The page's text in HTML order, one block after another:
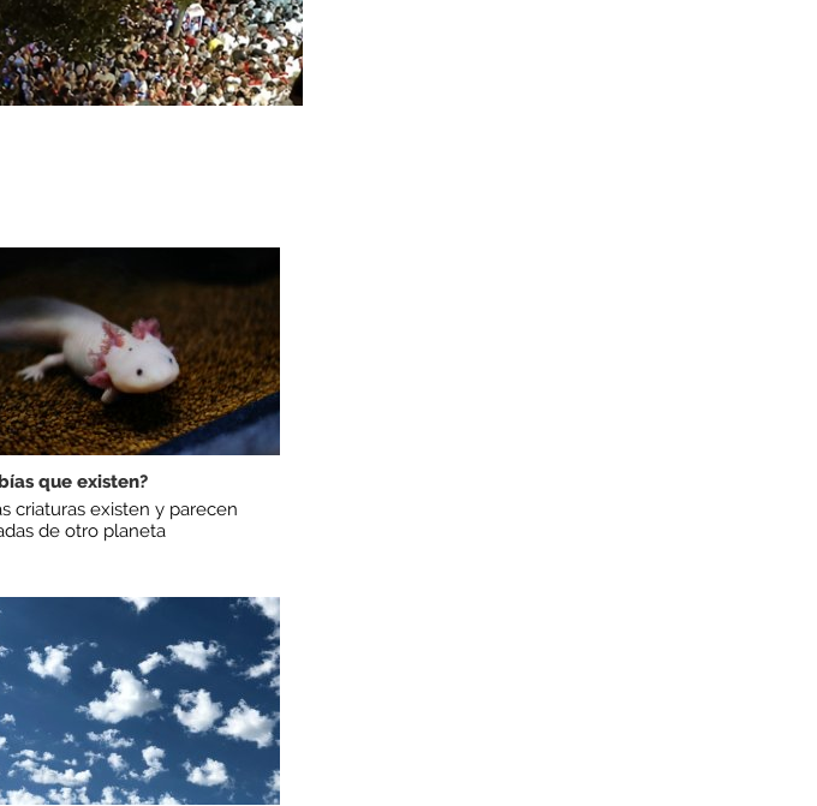
que existen?
criaturas existen y parecen
de otro planeta